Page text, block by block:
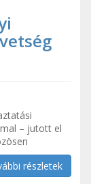
– jutott el
részletek